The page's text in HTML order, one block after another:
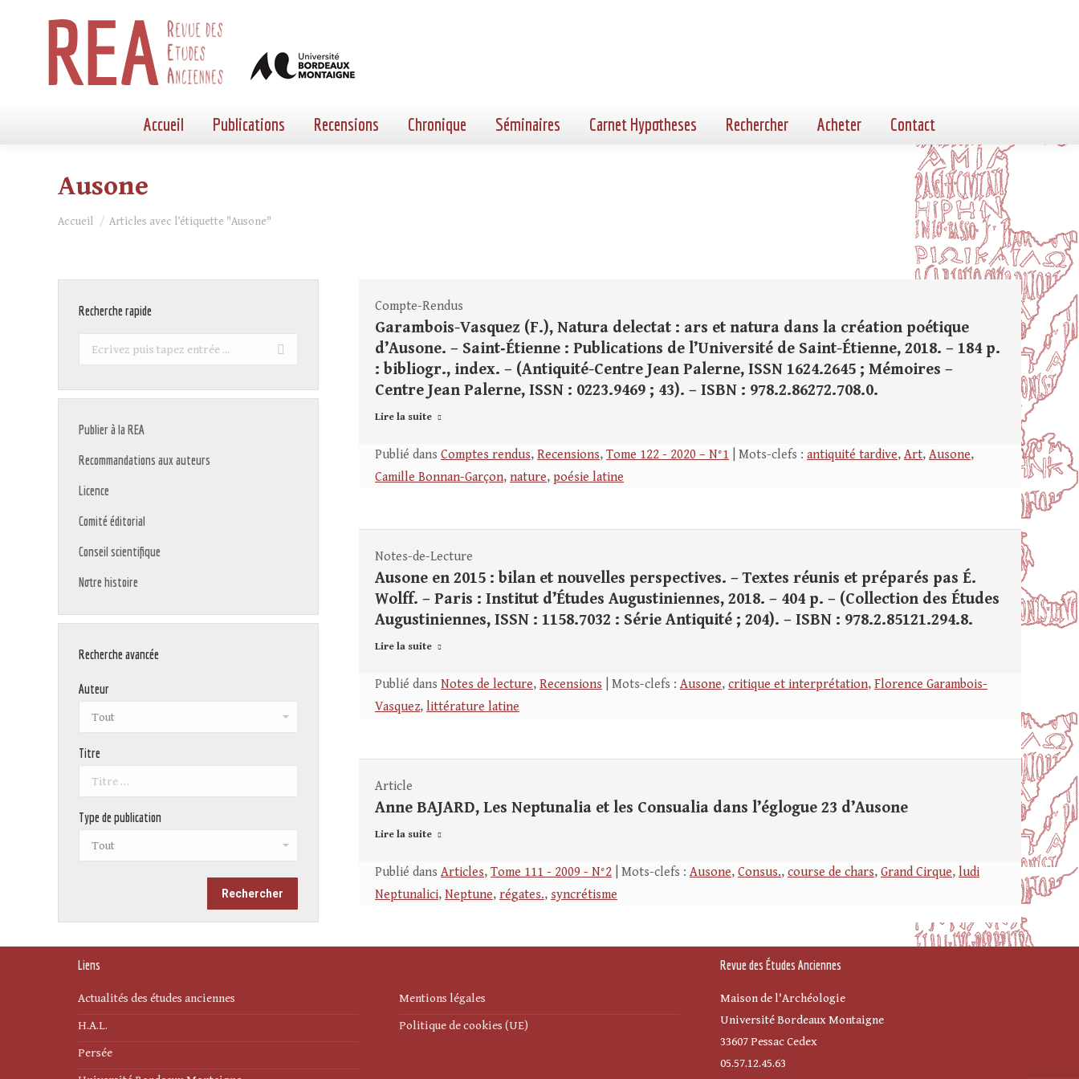
Accueil Publications Recensions Chronique Séminaires Carnet Hypotheses Rechercher Acheter Contact
Ausone
Vous êtes ici :
Accueil Articles avec l’étiquette "Ausone"
Compte-Rendus
Garambois-Vasquez (F.), Natura delectat : ars et natura dans la création poétique
d’Ausone. – Saint‑Étienne : Publications de l’Université de Saint-Étienne, 2018. – 184 p.
: bibliogr., index. – (Antiquité-Centre Jean Palerne, ISSN 1624.2645 ; Mémoires –
Centre Jean Palerne, ISSN : 0223.9469 ; 43). – ISBN : 978.2.86272.708.0.
Lire la suite
Publié dans Comptes rendus, Recensions, Tome 122 - 2020 – N°1 | Mots-clefs : antiquité tardive, Art, Ausone,
Camille Bonnan-Garçon, nature, poésie latine
Notes-de-Lecture
Ausone en 2015 : bilan et nouvelles perspectives. – Textes réunis et préparés pas É.
Wolff. – Paris : Institut d’Études Augustiniennes, 2018. – 404 p. – (Collection des Études
Augustiniennes, ISSN : 1158.7032 : Série Antiquité ; 204). – ISBN : 978.2.85121.294.8.
Lire la suite
Publié dans Notes de lecture, Recensions | Mots-clefs : Ausone, critique et interprétation, Florence Garambois-
Vasquez, littérature latine
Article
Anne BAJARD, Les Neptunalia et les Consualia dans l’églogue 23 d’Ausone
Lire la suite
Publié dans Articles, Tome 111 - 2009 - N°2 | Mots-clefs : Ausone, Consus., course de chars, Grand Cirque, ludi
Neptunalici, Neptune, régates., syncrétisme
Recherche rapide
Recherche
Publier à la REA
Recommandations aux auteurs
Licence
Comité éditorial
Conseil scientifique
Notre histoire
Recherche avancée
Auteur
Titre
Type de publication
Liens
Actualités des études anciennes
H.A.L.
Persée
Mentions légales
Politique de cookies (UE)
Revue des Études Anciennes
Maison de l'Archéologie
Université Bordeaux Montaigne
33607 Pessac Cedex
05.57.12.45.63